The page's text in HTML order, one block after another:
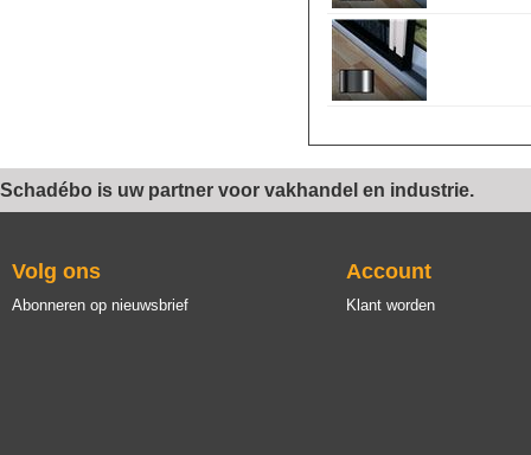
Schadébo is uw partner voor vakhandel en industrie.
Volg ons
Abonneren op nieuwsbrief
Account
Klant worden